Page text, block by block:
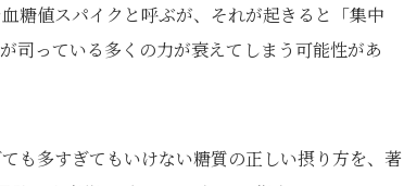
糖値スパイクと呼ぶが、それが起きると「集中
司っている多くの力が衰えてしまう可能性があ
も多すぎてもいけない糖質の正しい摂り方を、著